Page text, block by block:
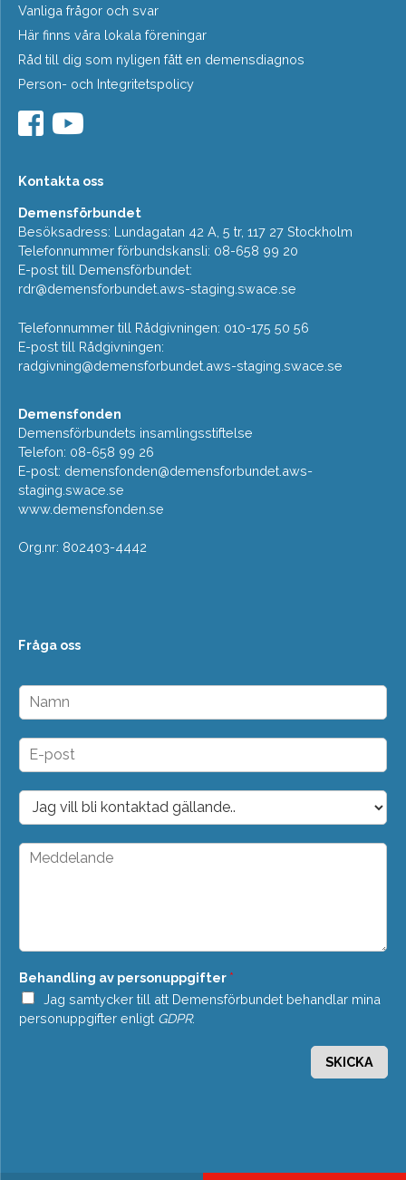
Vanliga frågor och svar
Här finns våra lokala föreningar
Råd till dig som nyligen fått en demensdiagnos
Person- och Integritetspolicy
Kontakta oss
Demensförbundet
Besöksadress: Lundagatan 42 A, 5 tr, 117 27 Stockholm
Telefonnummer förbundskansli: 08-658 99 20
E-post till Demensförbundet:
rdr@demensforbundet.aws-staging.swace.se
Telefonnummer till Rådgivningen: 010-175 50 56
E-post till Rådgivningen:
radgivning@demensforbundet.aws-staging.swace.se
Demensfonden
Demensförbundets insamlingsstiftelse
Telefon: 08-658 99 26
E-post: demensfonden@demensforbundet.aws-
staging.swace.se
www.demensfonden.se
Org.nr: 802403-4442
Fråga oss
N
m
n
E
p
o
t
*
D
o
p
M
a
d
e
*
Behandling av personuppgifter *
Jag samtycker till att Demensförbundet behandlar mina
personuppgifter enligt GDPR.
SKICKA